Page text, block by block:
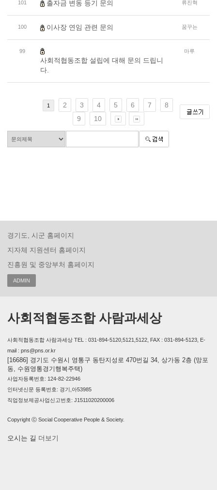
101 출자금 변동 등기 문의 류진혁
100 이사장 연임 관련 문의 꿈꾸는
99
사회적협동조합 설립에 대해 문의 드립니
다.
마루
1 2 3 4 5 6 7
8
9
10
경기도, 시군 홈페이지
지자체 지원센터 홈페이지
진흥원 및 중앙부처 홈페이지
ADMIN
사회적협동조합 사람과세상
사회적협동조합 사람과세상 TEL : 031-894-5120,5121,5122, FAX : 031-894-5123, E-
mail : pns@pns.or.kr
[16686] 경기도 수원시 영통구 동탄지성로 470번길 34, 상가동 2층 (망포
동, 수원영통경기행복주택)
사업자등록번호: 124-82-22946
인터넷신문 등록번호: 경기,아53985
직업정보제공사업신고번호: J1511020200006
Copyright ⓒ Social Cooperative People & Society.
오시는 길 더보기